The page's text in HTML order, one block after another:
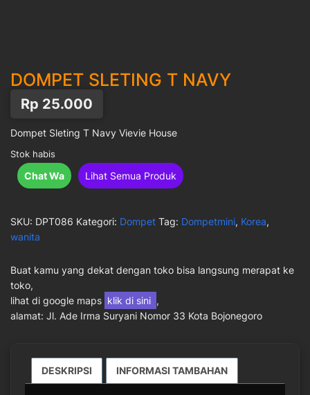
DOMPET SLETING T NAVY
Rp 25.000
Dompet Sleting T Navy Vievie House
Stok habis
Chat Wa Lihat Semua Produk
SKU: DPT086 Kategori: Dompet Tag: Dompetmini, Korea,
wanita
Buat kamu yang dekat dengan toko bisa langsung merapat ke
toko,
lihat di google maps klik di sini ,
alamat: Jl. Ade Irma Suryani Nomor 33 Kota Bojonegoro
DESKRIPSI INFORMASI TAMBAHAN